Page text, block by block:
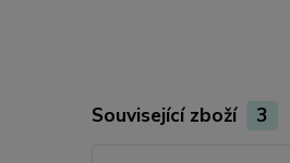
Související zboží 3